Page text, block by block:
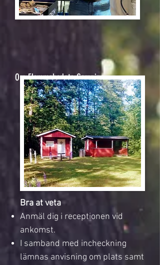
Om Flammabadets Camping
Bra at veta
Anmäl dig i receptionen vid
ankomst.
I samband med incheckning
lämnas anvisning om plats samt